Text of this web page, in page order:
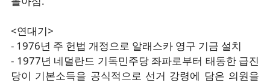
<연대기>
- 1976년 주 헌법 개정으로 알래스카 영구 기금 설치
- 1977년 네덜란드 기독민주당 좌파로부터 태동한 급진
당이 기본소득을 공식적으로 선거 강령에 담은 의원을